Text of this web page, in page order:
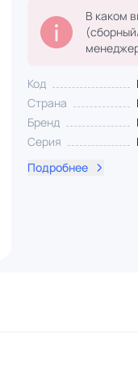
В каком
Код
Страна
Бренд
Серия
Подробнее